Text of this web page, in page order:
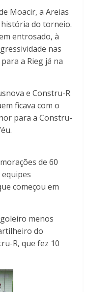
Moacir, a Areias
do torneio.
entrosado, à
nas
a Rieg já na
eConstru-R
ficava com o
para aConstru-
de 60
começou em
menos
do
-R, que fez 10